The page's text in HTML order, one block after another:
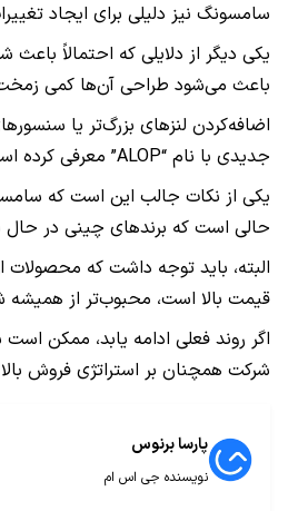
سامسونگ نیز دلیلی برای ایجاد
یکی دیگر از دلایلی که احتمالاً
باعث می‌شود طراحی آن‌ها کمی
جدیدی با نام “ALOP” معرفی کرده است که می‌تواند میزان برآمدگی دوربین را کاهش دهد، اما شاید هنوز این فناوری به بلوغ کافی نرسیده است تا امکان استفاده از سنسورهای پیشرفته‌تر را فراهم کند.
حالی است که برندهای چینی در حال
البته، باید توجه داشت که محصولات
قیمت بالا است، محبوب‌تر از همیشه
اگر روند فعلی ادامه یابد، ممکن
شرکت همچنان بر استراتژی فروش
پارسا برنوس
نویسنده جی اس ام